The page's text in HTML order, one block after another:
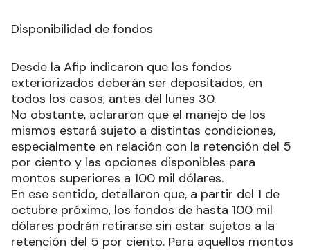
Disponibilidad de fondos
Desde la Afip indicaron que los fondos
exteriorizados deberán ser depositados, en
todos los casos, antes del lunes 30.
No obstante, aclararon que el manejo de los
mismos estará sujeto a distintas condiciones,
especialmente en relación con la retención del 5
por ciento y las opciones disponibles para
montos superiores a 100 mil dólares.
En ese sentido, detallaron que, a partir del 1 de
octubre próximo, los fondos de hasta 100 mil
dólares podrán retirarse sin estar sujetos a la
retención del 5 por ciento. Para aquellos montos